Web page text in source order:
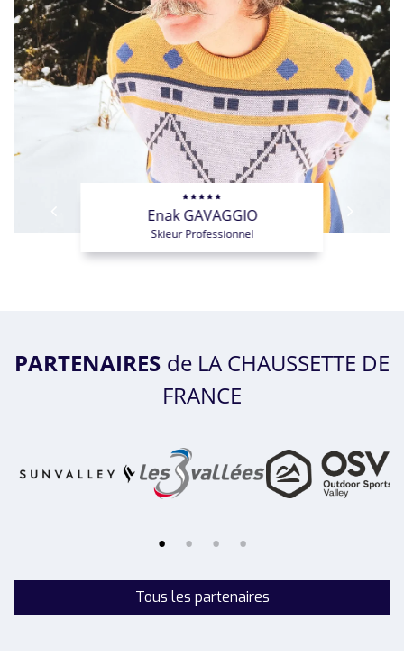
Enak GAVAGGIO
Skieur Professionnel
PARTENAIRES de LA CHAUSSETTE DE
FRANCE
Tous les partenaires